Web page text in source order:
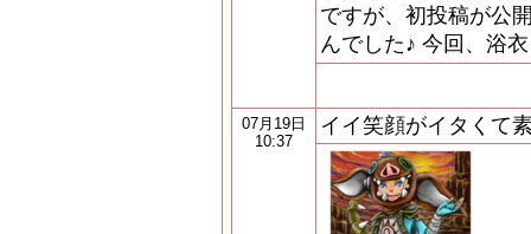
ですが、初投稿が公
んでした♪ 今回、浴
07月19日
10:37
イイ笑顔がイタくて